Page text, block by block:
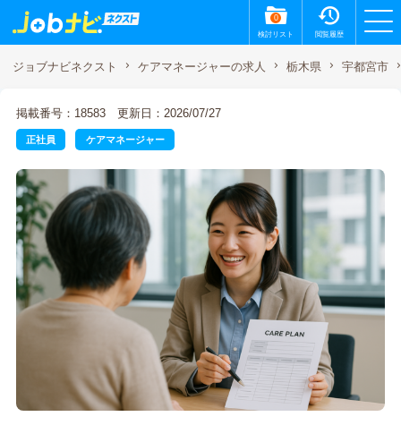
0
検討リスト 閲覧履歴
ジョブナビネクスト ケアマネージャーの求人 栃木県 宇都宮市
掲載番号：18583 更新日：2026/07/27
正社員 ケアマネージャー